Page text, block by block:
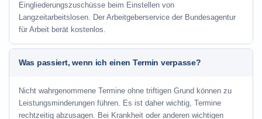
Eingliederungszuschüsse beim Einstellen von
Langzeitarbeitslosen. Der Arbeitgeberservice der Bundesagentur
für Arbeit berät kostenlos.
Was passiert, wenn ich einen Termin verpasse?
Nicht wahrgenommene Termine ohne triftigen Grund können zu
Leistungsminderungen führen. Es ist daher wichtig, Termine
rechtzeitig abzusagen. Bei Krankheit oder anderen wichtigen